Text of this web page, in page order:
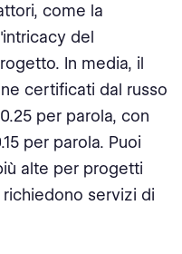
come la
del
In media, il
certificati dal russo
per parola, con
per parola. Puoi
alte per progetti
servizi di